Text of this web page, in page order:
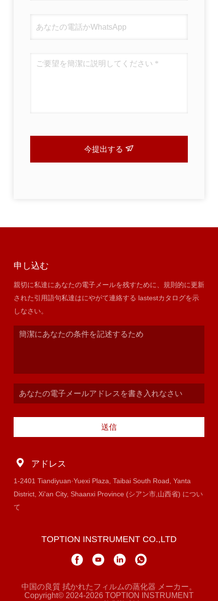
今提出する
申し込む
親切に私達にあなたの電子メールを残すために、規則的に更新
された引用語句私達はにやがて連絡する lastestカタログを示
しなさい。
送信
アドレス
1-2401 Tiandiyuan·Yuexi Plaza, Taibai South Road, Yanta
District, Xi'an City, Shaanxi Province (シアン市,山西省) につい
て
TOPTION INSTRUMENT CO.,LTD
中国の良質 拭かれたフィルムの蒸化器 メーカー。
Copyright© 2024-2026 TOPTION INSTRUMENT